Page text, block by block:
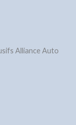
Alliance Auto